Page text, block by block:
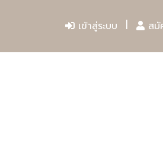
เข้าสู่ระบบ สมั